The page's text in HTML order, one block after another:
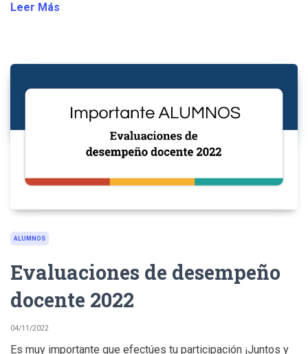
Leer Más
ALUMNOS
Evaluaciones de desempeño
docente 2022
04/11/2022
Es muy importante que efectúes tu participación ¡Juntos y